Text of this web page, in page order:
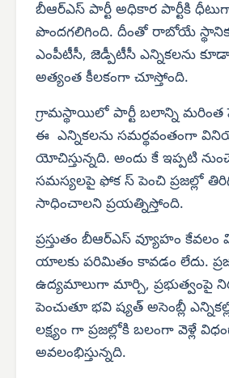
బీఆర్‌ఎస్ పార్టీ అధికార పార్టీకి
పొందగలిగింది. దీంతో రాబోయే స్థానిక
ఎంపీటీసీ, జెడ్పీటీసీ ఎన్నికలను
అత్యంత కీలకంగా చూస్తోంది.
గ్రామస్థాయిలో పార్టీ బలాన్ని మరింత
ఈ ఎన్నికలను సమర్థవంతంగా
యోచిస్తున్నది. అందు కే ఇప్పటి
సమస్యలపై ఫోక స్ పెంచి ప్రజల్లో
సాధించాలని ప్రయత్నిస్తోంది.
ప్రస్తుతం బీఆర్‌ఎస్ వ్యూహం
యాలకు పరిమితం కావడం లేదు.
ఉద్యమాలుగా మార్చి, ప్రభుత్వంపై
పెంచుతూ భవి ష్యత్ అసెంబ్లీ
లక్ష్యం గా ప్రజల్లోకి బలంగా వెళ్లే
అవలంభిస్తున్నది.